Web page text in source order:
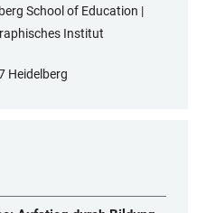
School of Education |
Institut
Heidelberg